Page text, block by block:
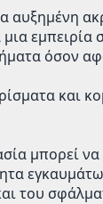
αυξημένη
μια εμπειρία
όσον
και
μπορεί να
του